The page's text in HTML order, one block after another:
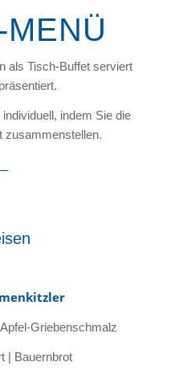
als Tisch-Buffet serviert
indem Sie die
zusammenstellen.
Griebenschmalz
| Bauernbrot